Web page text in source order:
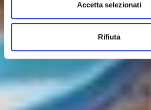
Accetta selezionati
Rifiuta